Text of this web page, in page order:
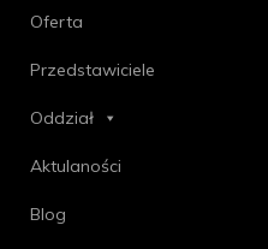
Oferta
Przedstawiciele
Oddział
Aktulaności
Blog